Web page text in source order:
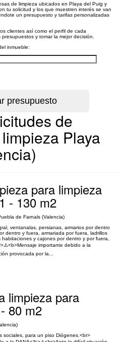
de limpieza ubicados en Playa del Puig y
tu solicitud y los que muestren interés se van
un presupuesto y tarifas personalizadas
clientes así como el perfil de cada
y tomar la mejor decisión.
inmueble:
de
Playa
para limpieza
- 130 m2
de Farnals (Valencia)
ventanalas, persianas, armarios por dentro
dentro y fuera, armariada por fuera, ladrillos
y cajones por dentro y por fuera,
importante debido a la
provocada por la...
limpieza para
80 m2
sociales, para un piso Diógenes.<br>